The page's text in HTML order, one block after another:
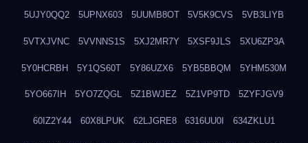
5UJY0QQ2 5UPNX603 5UUMB8OT 5V5K9CVS 5VB3LIYB
5VTXJVNC 5VVNNS1S 5XJ2MR7Y 5XSF9JLS 5XU6ZP3A
5Y0HCRBH 5Y1QS60T 5Y86UZX6 5YB5BBQM 5YHM530M
5YO667IH 5YO7ZQGL 5Z1BWJEZ 5Z1VP9TD 5ZYFJGV9
60IZ2Y44 60X8LPUK 62LJGRE8 6316UU0I 634ZKLU1